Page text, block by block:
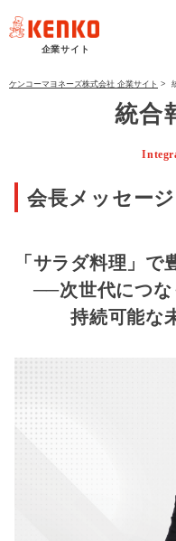
企業サイト
ケンコーマヨネーズ株式会社 企業サイト >
統合
会長メッセージ
「サラダ料理」で
──次世代につな
持続可能な未